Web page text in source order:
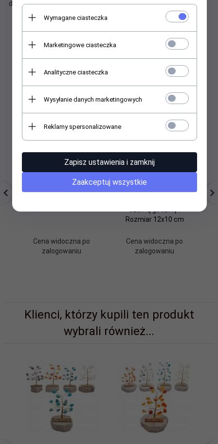
dostępu do zawartości bez naruszenia konstrukcji.
Polecamy
SKARBONKA METALOWA
Cena widoczna po
zalogowaniu
Rozmiar 12x10 cm
Cena widoczna po
zalogowaniu
Klienci, którzy kupili ten produkt
wybrali również...
Wymagane ciasteczka
Marketingowe ciasteczka
Analityczne ciasteczka
Wysyłanie danych marketingowych
Reklamy spersonalizowane
Zapisz ustawienia i zamknij
Zaakceptuj wszystkie